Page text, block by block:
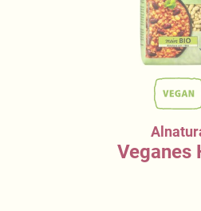
Veganes